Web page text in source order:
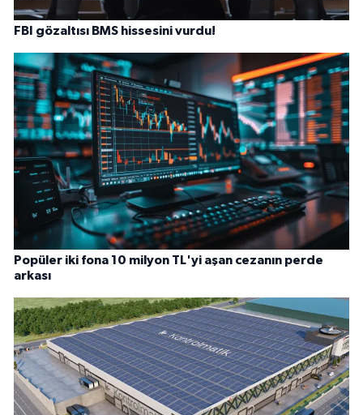
FBI gözaltısı BMS hissesini vurdu!
Popüler iki fona 10 milyon TL'yi aşan cezanın perde
arkası